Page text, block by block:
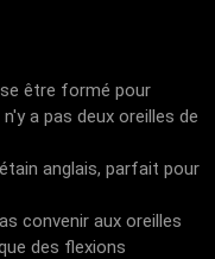
être formé pour
a pas deux oreilles de
anglais, parfait pour
convenir aux oreilles
des flexions